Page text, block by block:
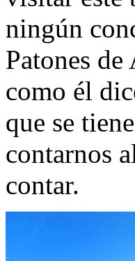
ningún
Patones
como él
que se
contarnos
contar.